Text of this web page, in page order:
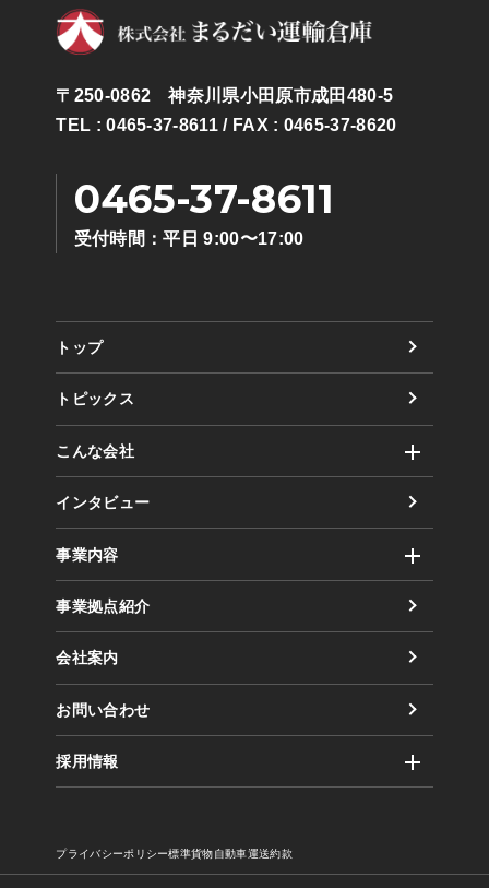
〒250-0862 神奈川県小田原市成田480-5
TEL : 0465-37-8611/ FAX : 0465-37-8620
0465-37-8611
受付時間：平日 9:00〜17:00
トップ
トピックス
こんな会社
取り組み（方針）
数字で見るまるだい
インタビュー
事業内容
運輸事業
業務委託事業
事業拠点紹介
会社案内
お問い合わせ
採用情報
プライバシーポリシー標準貨物自動車運送約款